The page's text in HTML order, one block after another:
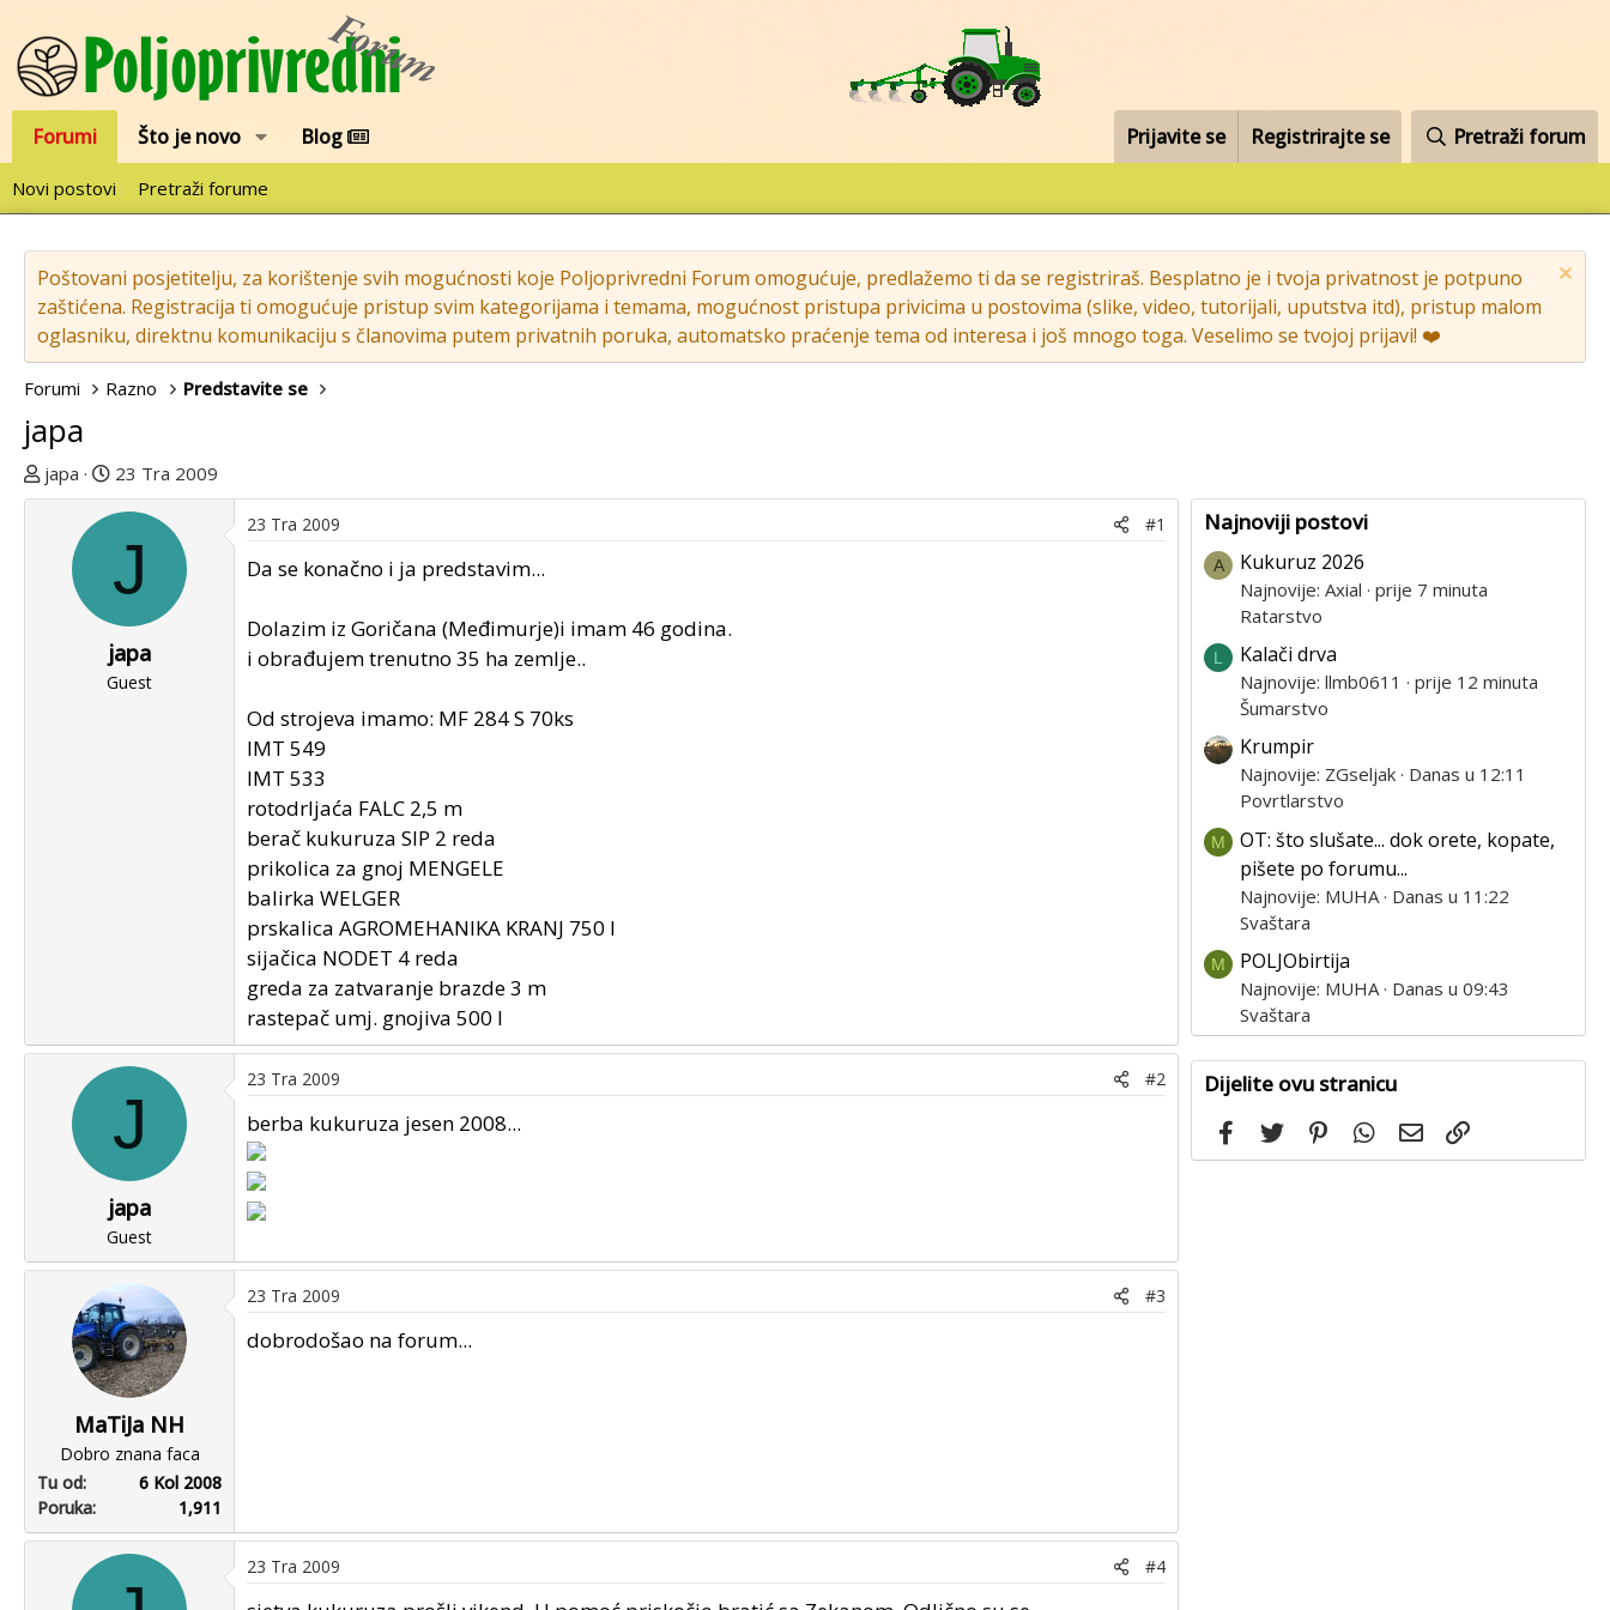
Forumi Što je novo Blog Prijavite se Registrirajte se Pretraži forum
Novi postovi Pretraži forume
Poštovani posjetitelju, za korištenje svih mogućnosti koje Poljoprivredni Forum omogućuje, predlažemo ti da se registriraš. Besplatno je i tvoja privatnost je potpuno
zaštićena. Registracija ti omogućuje pristup svim kategorijama i temama, mogućnost pristupa privicima u postovima (slike, video, tutorijali, uputstva itd), pristup malom
oglasniku, direktnu komunikaciju s članovima putem privatnih poruka, automatsko praćenje tema od interesa i još mnogo toga. Veselimo se tvojoj prijavi! ❤️
Forumi Razno Predstavite se
japa
T
e
japa
D
a
m
r
v
o
23 Tra 2009
J
japa
Guest
23 Tra 2009 #1
Da se konačno i ja predstavim...
Dolazim iz Goričana (Međimurje)i imam 46 godina.
i obrađujem trenutno 35 ha zemlje..
Od strojeva imamo: MF 284 S 70ks
IMT 549
IMT 533
rotodrljaća FALC 2,5 m
berač kukuruza SIP 2 reda
prikolica za gnoj MENGELE
balirka WELGER
prskalica AGROMEHANIKA KRANJ 750 l
sijačica NODET 4 reda
greda za zatvaranje brazde 3 m
rastepač umj. gnojiva 500 l
J
japa
Guest
23 Tra 2009 #2
berba kukuruza jesen 2008...
MaTiJa NH
Dobro znana faca
Tu od
6 Kol 2008
Poruka
1,911
23 Tra 2009 #3
dobrodošao na forum...
23 Tra 2009 #4
Najnoviji postovi
A Kukuruz 2026
Najnovije: Axial prije 7 minuta
Ratarstvo
L Kalači drva
Najnovije: llmb0611
prije 12 minuta
Šumarstvo
Krumpir
Najnovije: ZGseljak Danas u 12:11
Povrtlarstvo
M
OT: što slušate... dok orete, kopate,
pišete po forumu...
Najnovije: MUHA Danas u 11:22
Svaštara
M POLJObirtija
Najnovije: MUHA Danas u 09:43
Svaštara
Dijelite ovu stranicu
Facebook
Twitter PinterestWhatsApp
Email